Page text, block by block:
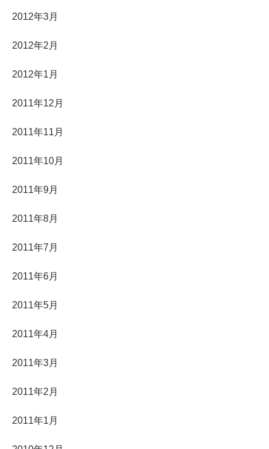
2012年3月
2012年2月
2012年1月
2011年12月
2011年11月
2011年10月
2011年9月
2011年8月
2011年7月
2011年6月
2011年5月
2011年4月
2011年3月
2011年2月
2011年1月